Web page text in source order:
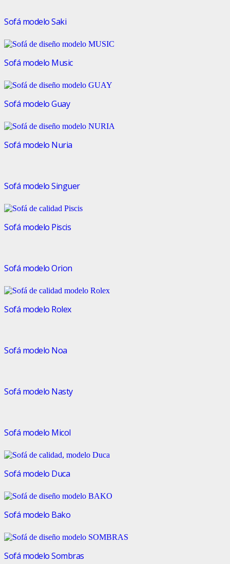
Sofá modelo Saki
Sofá modelo Music
Sofá modelo Guay
Sofá modelo Nuria
Sofá modelo Singuer
Sofá modelo Piscis
Sofá modelo Orion
Sofá modelo Rolex
Sofá modelo Noa
Sofá modelo Nasty
Sofá modelo Micol
Sofá modelo Duca
Sofá modelo Bako
Sofá modelo Sombras